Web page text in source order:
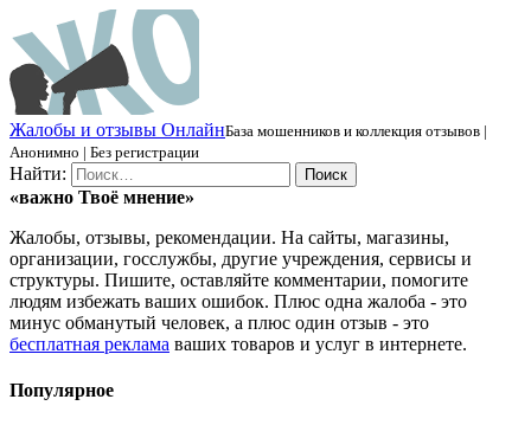
Жалобы и отзывы ОнлайнБаза мошенников и коллекция отзывов |
Анонимно | Без регистрации
Найти:
«важно Твоё мнение»
Жалобы, отзывы, рекомендации. На сайты, магазины,
организации, госслужбы, другие учреждения, сервисы и
структуры. Пишите, оставляйте комментарии, помогите
людям избежать ваших ошибок. Плюс одна жалоба - это
минус обманутый человек, а плюс один отзыв - это
бесплатная реклама ваших товаров и услуг в интернете.
Популярное